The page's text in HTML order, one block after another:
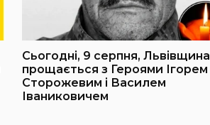
Сьогодні, 9 серпня, Львівщина
прощається з Героями Ігорем
Сторожевим і Василем
Іваниковичем